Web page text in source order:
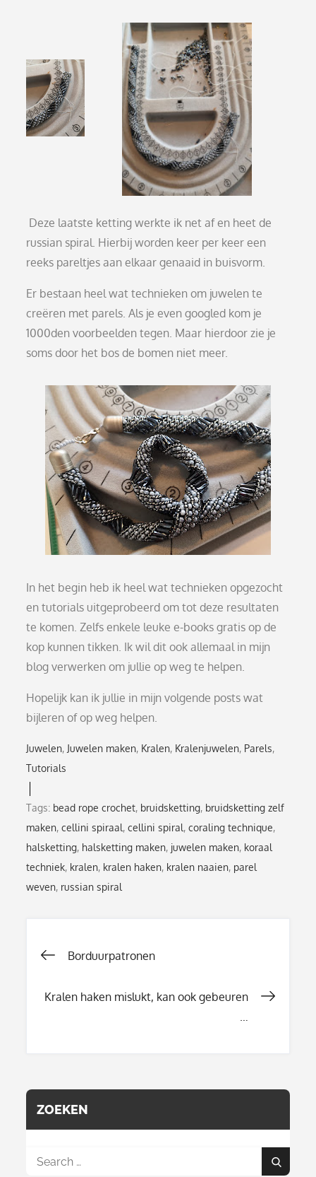
Deze laatste ketting werkte ik net af en heet de
russian spiral. Hierbij worden keer per keer een
reeks pareltjes aan elkaar genaaid in buisvorm.
Er bestaan heel wat technieken om juwelen te
creëren met parels. Als je even googled kom je
1000den voorbeelden tegen. Maar hierdoor zie je
soms door het bos de bomen niet meer.
In het begin heb ik heel wat technieken opgezocht
en tutorials uitgeprobeerd om tot deze resultaten
te komen. Zelfs enkele leuke e-books gratis op de
kop kunnen tikken. Ik wil dit ook allemaal in mijn
blog verwerken om jullie op weg te helpen.
Hopelijk kan ik jullie in mijn volgende posts wat
bijleren of op weg helpen.
Juwelen Juwelen maken Kralen Kralenjuwelen Parels
Tutorials
Tags: bead rope crochet, bruidsketting, bruidsketting zelf
maken,cellini spiraal,cellini spiral,coraling technique,
halsketting, halsketting maken, juwelen maken, koraal
techniek, kralen, kralen haken, kralen naaien, parel
weven, russian spiral
Borduurpatronen
Kralen haken mislukt, kan ook gebeuren
…
ZOEKEN
Search
Search